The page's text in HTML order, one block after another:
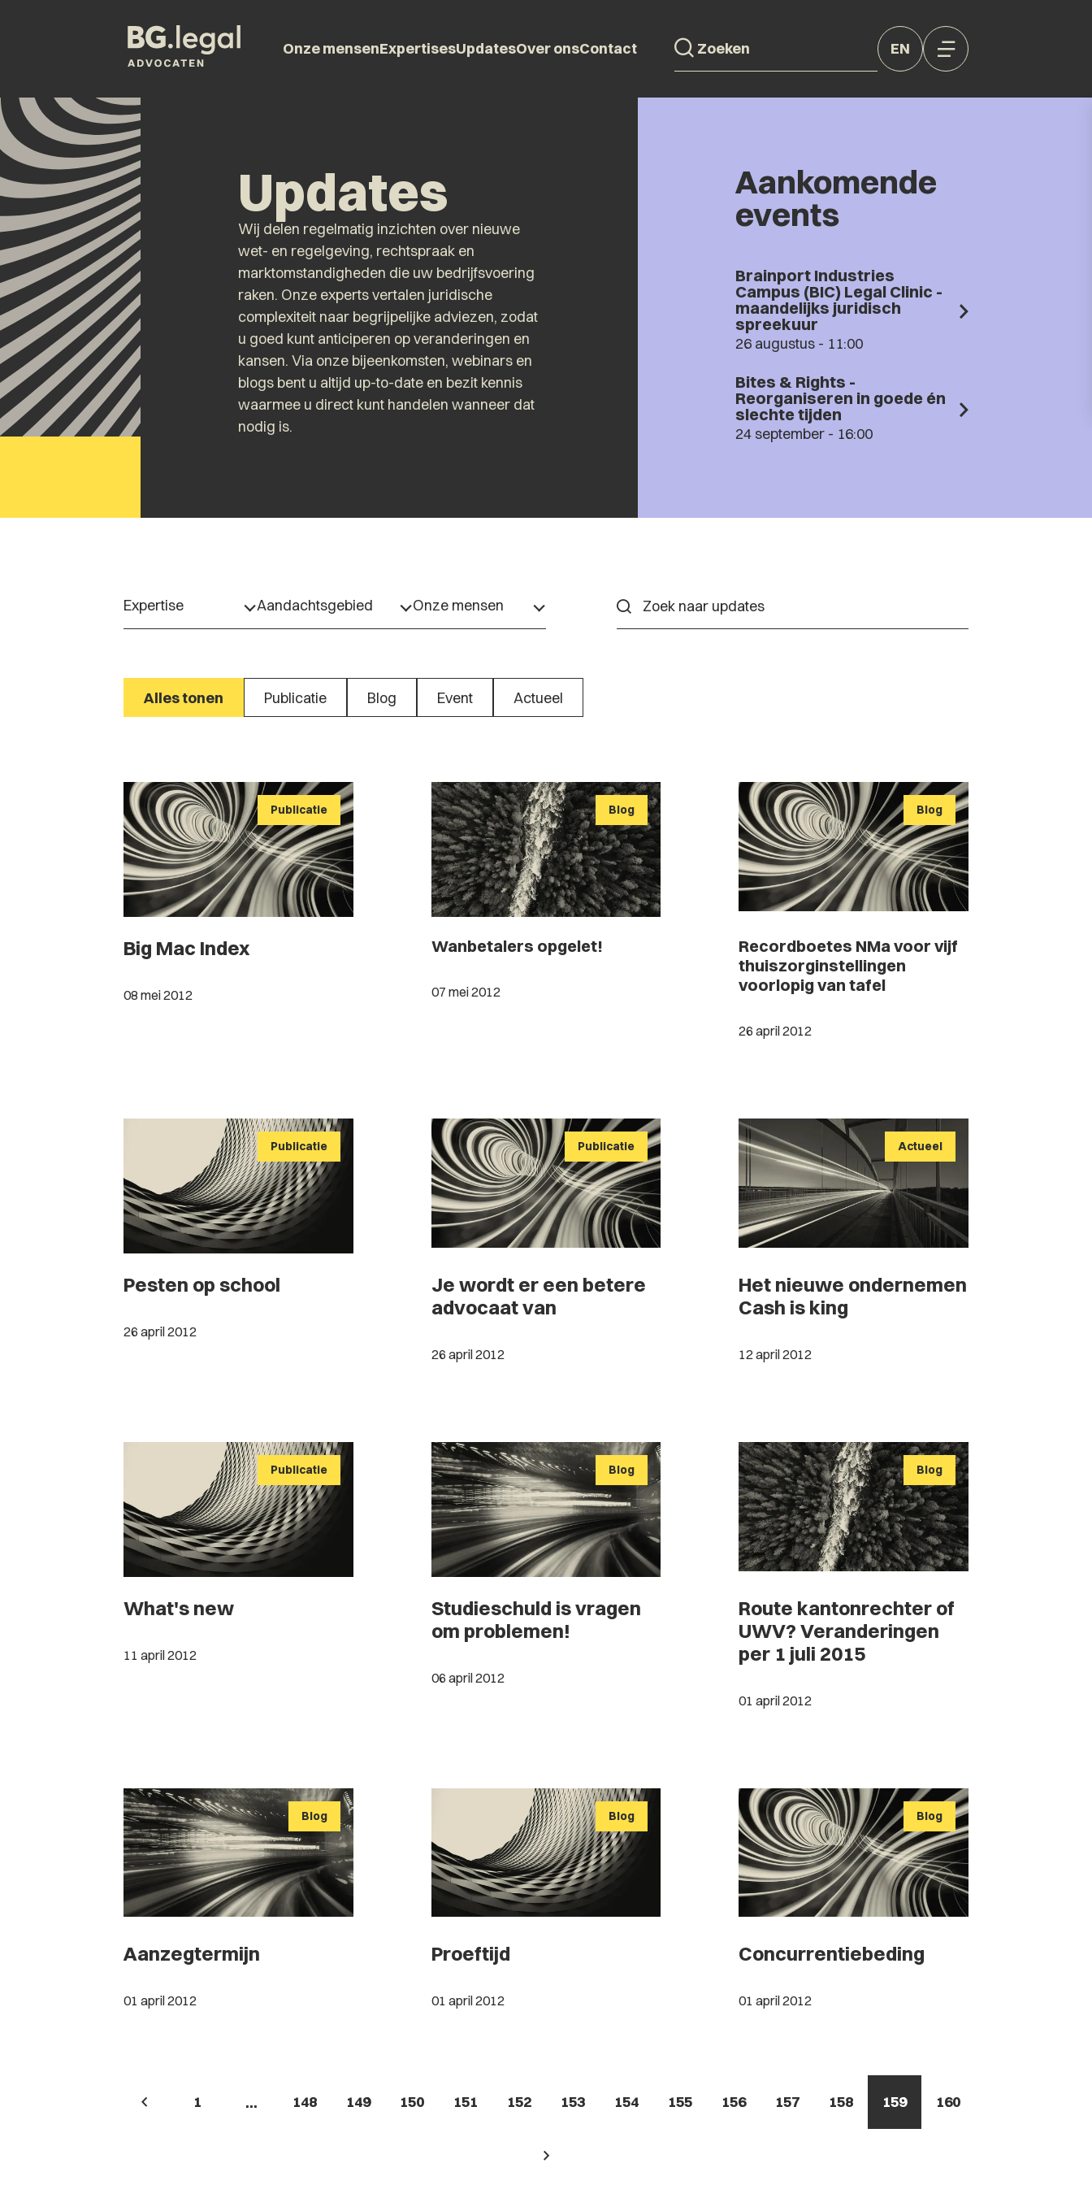
Onze mensenExpertisesUpdatesOver onsContact EN
Updates
Wij delen regelmatig inzichten over nieuwe
wet- en regelgeving, rechtspraak en
marktomstandigheden die uw bedrijfsvoering
raken. Onze experts vertalen juridische
complexiteit naar begrijpelijke adviezen, zodat
u goed kunt anticiperen op veranderingen en
kansen. Via onze bijeenkomsten, webinars en
blogs bent u altijd up-to-date en bezit kennis
waarmee u direct kunt handelen wanneer dat
nodig is.
Aankomende
events
Brainport Industries
Campus (BIC) Legal Clinic -
maandelijks juridisch
spreekuur
26 augustus - 11:00
Bites & Rights -
Reorganiseren in goede én
slechte tijden
24 september - 16:00
Expertise Aandachtsgebied Onze mensen
Alles tonen Publicatie Blog Event Actueel
Big Mac Index
08 mei 2012
Publicatie
Wanbetalers opgelet!
07 mei 2012
Blog
Recordboetes NMa voor vijf
thuiszorginstellingen
voorlopig van tafel
26 april 2012
Blog
Pesten op school
26 april 2012
Publicatie
Je wordt er een betere
advocaat van
26 april 2012
Publicatie
Het nieuwe ondernemen
Cash is king
12 april 2012
Actueel
What's new
11 april 2012
Publicatie
Studieschuld is vragen
om problemen!
06 april 2012
Blog
Route kantonrechter of
UWV? Veranderingen
per 1 juli 2015
01 april 2012
Blog
Aanzegtermijn
01 april 2012
Blog
Proeftijd
01 april 2012
Blog
Concurrentiebeding
01 april 2012
Blog
1 ... 148 149 150 151 152 153 154 155 156 157 158 159 160